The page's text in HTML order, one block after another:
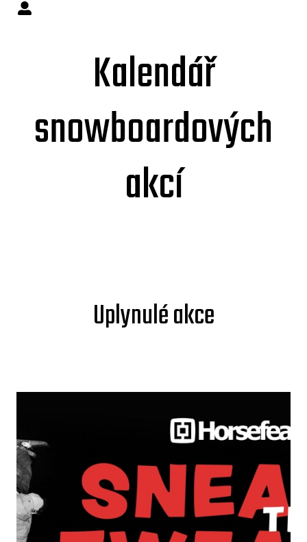
Kalendář
snowboardových
akcí
Uplynulé akce